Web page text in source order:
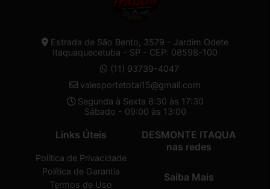
Estrada de São Bento, 3579 - Jardim Odete
Itaquaquecetuba - SP - CEP: 08598-100
(11) 93739-4047
valesportetotal15@gmail.com
Segunda à Sexta 8:30 às 17:30
Sábado - 09:00 às 13:00
Links Úteis
Política de Privacidade
Política de Garantia
Termos de Uso
DESMONTE ITAQUA
nas redes
Saiba Mais